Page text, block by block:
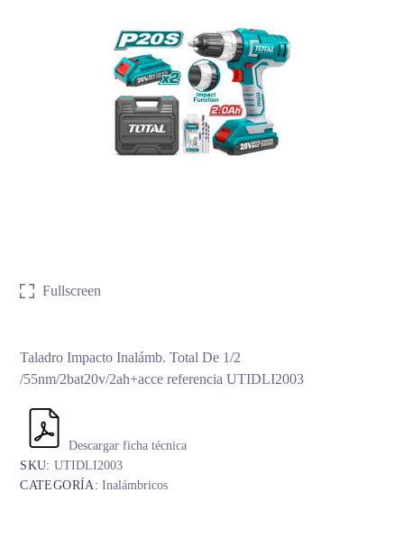
Fullscreen
Taladro Impacto Inalámb. Total De 1/2
/55nm/2bat20v/2ah+acce referencia UTIDLI2003
Descargar ficha técnica
SKU:UTIDLI2003
CATEGORÍA:Inalámbricos